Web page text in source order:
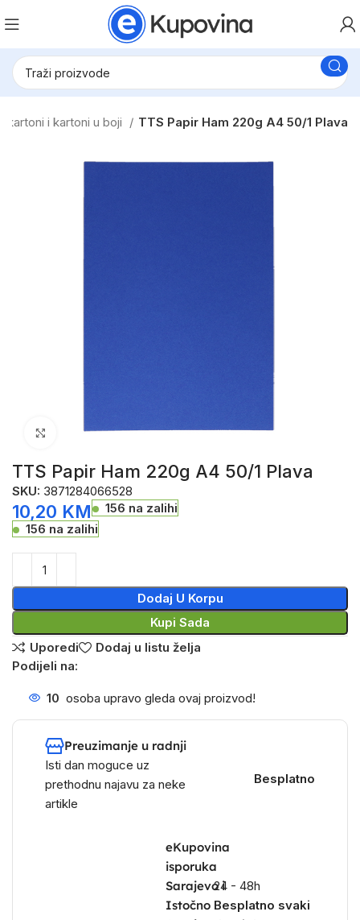
kartoni i kartoni u boji TTS Papir Ham 220g A4 50/1 Plava
Click to enlarge
TTS Papir Ham 220g A4 50/1 Plava
SKU: 3871284066528
10,20 KM
156 na zalihi
156 na zalihi
Dodaj U Korpu
Kupi Sada
Uporedi
Dodaj u listu želja
Podijeli na:
10 osoba upravo gleda ovaj proizvod!
Preuzimanje u radnji
Isti dan moguce uz
prethodnu najavu za neke
artikle
Besplatno
eKupovina
isporuka
Sarajevo i
Istočno
24 - 48h
Besplatno svaki